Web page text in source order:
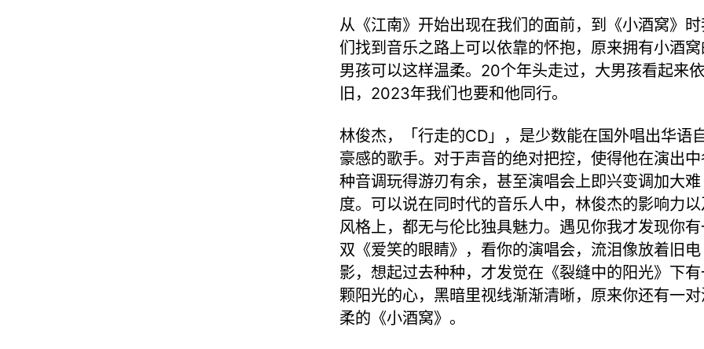
从《江南》开始出现在我们的面前，到《小酒窝》
们找到音乐之路上可以依靠的怀抱，原来拥有小酒
男孩可以这样温柔。20个年头走过，大男孩看起来依
旧，2023年我们也要和他同行。
林俊杰，「行走的CD」，是少数能在国外唱出华语
豪感的歌手。对于声音的绝对把控，使得他在演出
种音调玩得游刃有余，甚至演唱会上即兴变调加大难
度。可以说在同时代的音乐人中，林俊杰的影响力
风格上，都无与伦比独具魅力。遇见你我才发现你
双《爱笑的眼睛》，看你的演唱会，流泪像放着旧电
影，想起过去种种，才发觉在《裂缝中的阳光》下
颗阳光的心，黑暗里视线渐渐清晰，原来你还有一
柔的《小酒窝》。